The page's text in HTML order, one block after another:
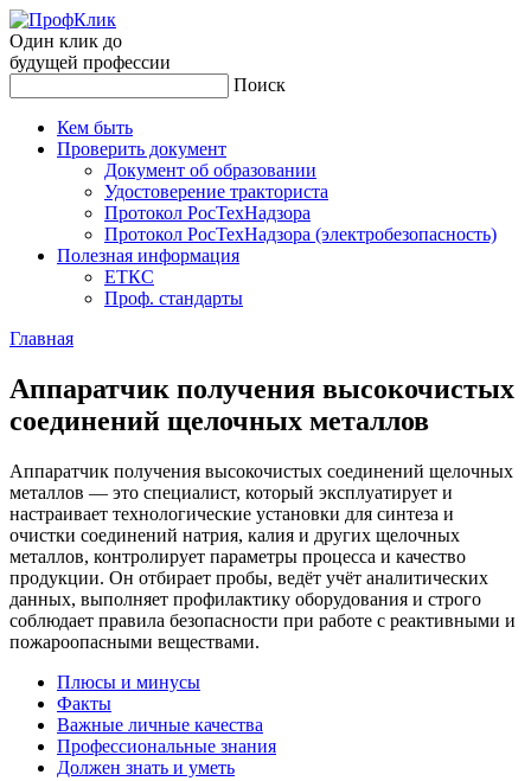
Один клик до
будущей профессии
Поиск
Кем быть
Проверить документ
Документ об образовании
Удостоверение тракториста
Протокол РосТехНадзора
Протокол РосТехНадзора (электробезопасность)
Полезная информация
ЕТКС
Проф. стандарты
Главная
Ап­па­рат­чик по­луче­ния вы­соко­чис­тых
со­еди­нений ще­лоч­ных ме­тал­лов
Аппаратчик получения высокочистых соединений щелочных
металлов — это специалист, который эксплуатирует и
настраивает технологические установки для синтеза и
очистки соединений натрия, калия и других щелочных
металлов, контролирует параметры процесса и качество
продукции. Он отбирает пробы, ведёт учёт аналитических
данных, выполняет профилактику оборудования и строго
соблюдает правила безопасности при работе с реактивными и
пожароопасными веществами.
Плюсы и минусы
Факты
Важные личные качества
Профессиональные знания
Должен знать и уметь